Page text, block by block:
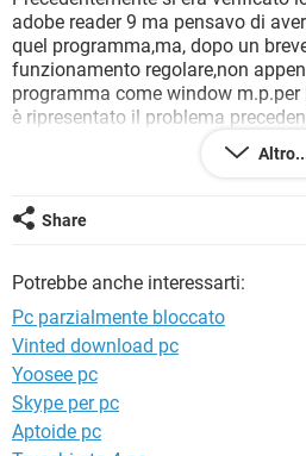
HARDWARE
INSTAGRAM
TIKTOK
HARDWARE
adobe reader 9 ma pensavo di
quel programma,ma, dopo un
funzionamento regolare,non
programma come window
è ripresentato il problema
eventuale provvidenziale aiuto.
Share
Potrebbe anche interessarti:
Pc parzialmente bloccato
Vinted download pc
Yoosee pc
Skype per pc
Aptoide pc